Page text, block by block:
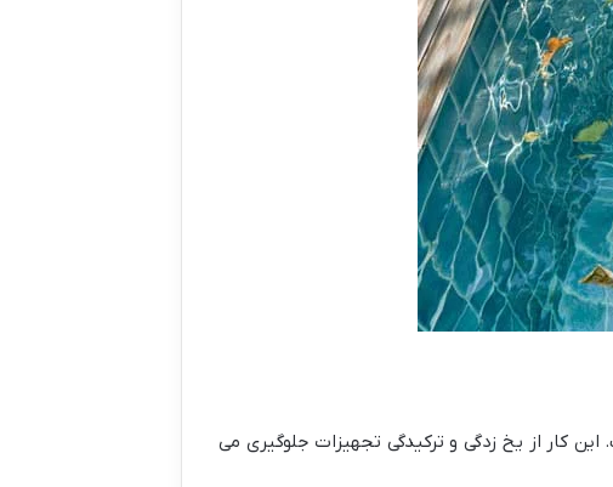
کار از یخ زدگی و ترکیدگی تجهیزات جلوگیری می